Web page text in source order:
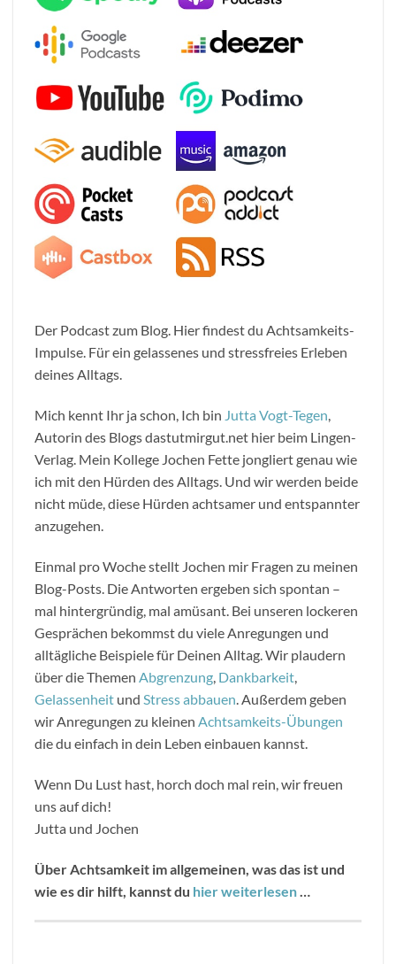
Der Podcast zum Blog. Hier findest du Achtsamkeits-
Impulse. Für ein gelassenes und stressfreies Erleben
deines Alltags.
Mich kennt Ihr ja schon, Ich bin Jutta Vogt-Tegen,
Autorin des Blogs dastutmirgut.net hier beim Lingen-
Verlag. Mein Kollege Jochen Fette jongliert genau wie
ich mit den Hürden des Alltags. Und wir werden beide
nicht müde, diese Hürden achtsamer und entspannter
anzugehen.
Einmal pro Woche stellt Jochen mir Fragen zu meinen
Blog-Posts. Die Antworten ergeben sich spontan –
mal hintergründig, mal amüsant. Bei unseren lockeren
Gesprächen bekommst du viele Anregungen und
alltägliche Beispiele für Deinen Alltag. Wir plaudern
über die Themen Abgrenzung, Dankbarkeit,
Gelassenheit und Stress abbauen. Außerdem geben
wir Anregungen zu kleinen Achtsamkeits-Übungen
die du einfach in dein Leben einbauen kannst.
Wenn Du Lust hast, horch doch mal rein, wir freuen
uns auf dich!
Jutta und Jochen
Über Achtsamkeit im allgemeinen, was das ist und
wie es dir hilft, kannst du hier weiterlesen